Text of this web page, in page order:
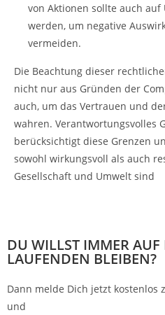
von Aktionen sollte auch
werden, um negative
vermeiden.
Die Beachtung dieser
nicht nur aus Gründen der
auch, um das Vertrauen und
wahren. Verantwortungsvolles
berücksichtigt diese Grenzen
sowohl wirkungsvoll als auch
Gesellschaft und Umwelt sind
DU WILLST IMMER AUF
LAUFENDEN BLEIBEN?
Dann melde Dich jetzt kostenlos
und